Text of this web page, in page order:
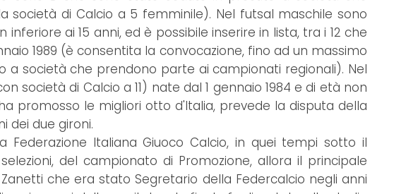
società di Calcio a 5 femminile). Nel futsal maschile sono
ai 15 anni, ed è possibile inserire in lista, tra i 12 che
1989 (è consentita la convocazione, fino ad un massimo
a società che prendono parte ai campionati regionali). Nel
di Calcio a 11) nate dal 1 gennaio 1984 e di età non
promosso le migliori otto d'Italia, prevede la disputa della
dei due gironi.
Italiana Giuoco Calcio, in quei tempi sotto il
del campionato di Promozione, allora il principale
che era stato Segretario della Federcalcio negli anni